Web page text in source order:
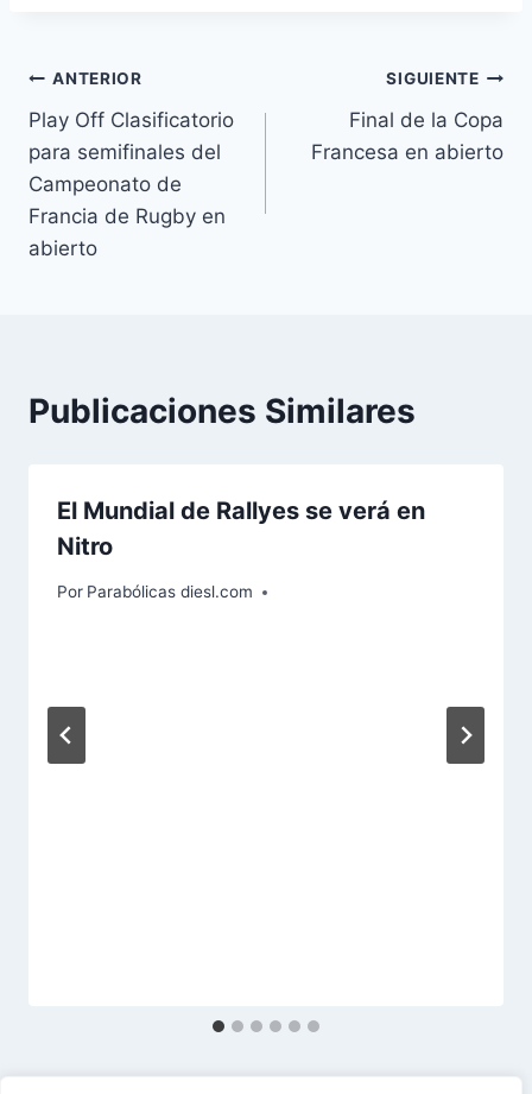
Navegación
de
entradas
ANTERIOR
Play Off Clasificatorio
para semifinales del
Campeonato de
Francia de Rugby en
abierto
SIGUIENTE
Final de la Copa
Francesa en abierto
Publicaciones Similares
El Mundial de Rallyes se verá en
Nitro
Por Parabólicas diesl.com